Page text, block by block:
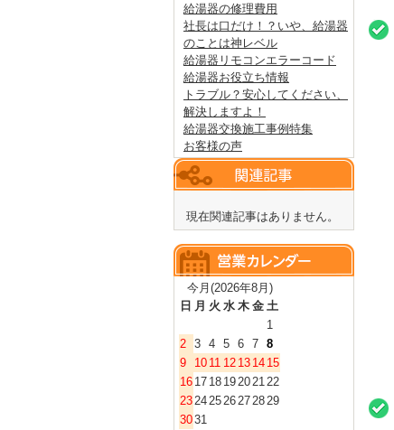
給湯器の修理費用
社長は口だけ！？いや、給湯器
のことは神レベル
給湯器リモコンエラーコード
給湯器お役立ち情報
トラブル？安心してください、
解決しますよ！
給湯器交換施工事例特集
お客様の声
現在関連記事はありません。
今月(2026年8月)
日 月 火 水 木 金 土
1
2 3 4 5 6 7 8
9
10 11 12 13 14 15
16 17 18 19202122
23242526272829
3031